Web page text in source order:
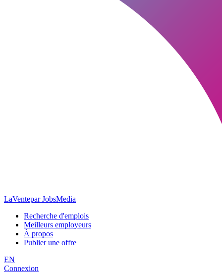
LaVentepar JobsMedia
Recherche d'emplois
Meilleurs employeurs
À propos
Publier une offre
EN
Connexion